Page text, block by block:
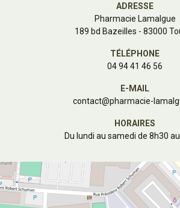
ADRESSE
Pharmacie Lamalgue
189 bd Bazeilles - 83000
TÉLÉPHONE
04 94 41 46 56
E-MAIL
contact@pharmacie-
HORAIRES
Du lundi au samedi de 8h30